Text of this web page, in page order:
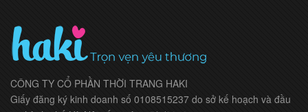
CÔNG TY CỔ PHẦN THỜI TRANG HAKI
Giấy đăng ký kinh doanh số 0108515237 do sở kế hoạch và đầu